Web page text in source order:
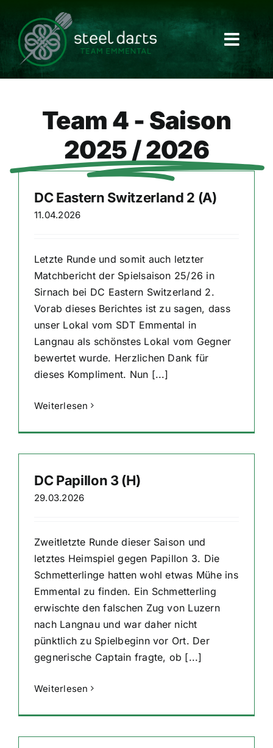
content
Team 4 - Saison
2025 / 2026
DC Eastern Switzerland 2 (A)
11.04.2026
Letzte Runde und somit auch letzter
Matchbericht der Spielsaison 25/26 in
Sirnach bei DC Eastern Switzerland 2.
Vorab dieses Berichtes ist zu sagen, dass
unser Lokal vom SDT Emmental in
Langnau als schönstes Lokal vom Gegner
bewertet wurde. Herzlichen Dank für
dieses Kompliment. Nun [...]
Weiterlesen
DC Papillon 3 (H)
29.03.2026
Zweitletzte Runde dieser Saison und
letztes Heimspiel gegen Papillon 3. Die
Schmetterlinge hatten wohl etwas Mühe ins
Emmental zu finden. Ein Schmetterling
erwischte den falschen Zug von Luzern
nach Langnau und war daher nicht
pünktlich zu Spielbeginn vor Ort. Der
gegnerische Captain fragte, ob [...]
Weiterlesen